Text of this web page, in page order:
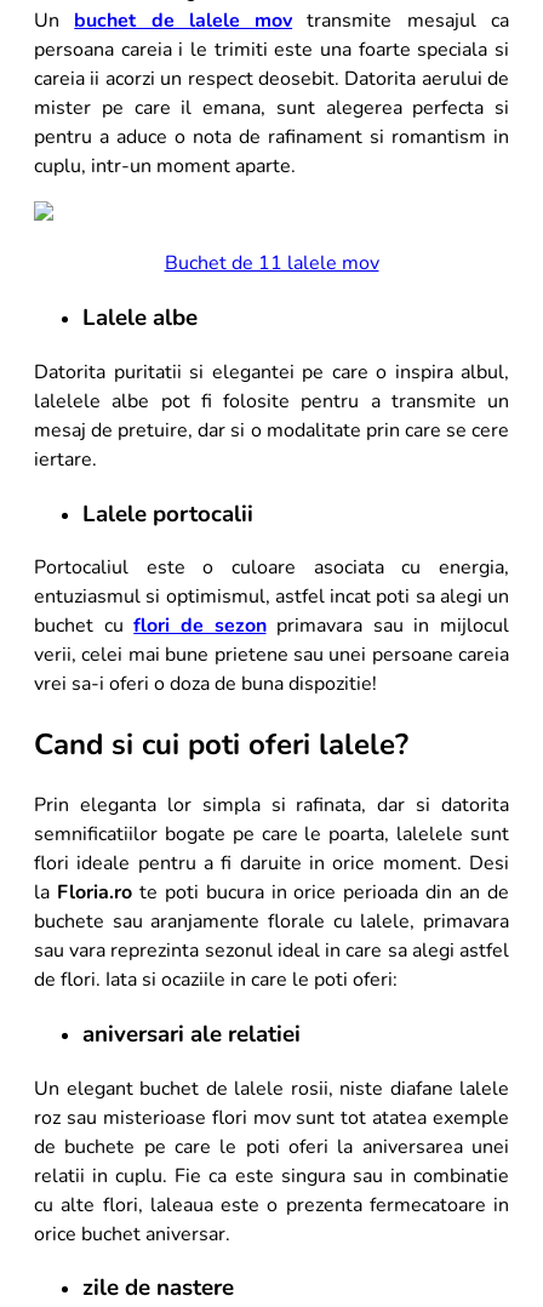
Unbuchet de lalele movtransmite mesajul ca
persoana careia i le trimiti este una foarte speciala si
careia ii acorzi un respect deosebit. Datorita aerului de
mister pe care il emana, sunt alegerea perfecta si
pentru a aduce o nota de rafinament si romantism in
cuplu, intr-un moment aparte.
Buchet de 11 lalele mov
Lalele albe
Datorita puritatii si elegantei pe care o inspira albul,
lalelele albe pot fi folosite pentru a transmite un
mesaj de pretuire, dar si o modalitate prin care se cere
iertare.
Lalele portocalii
Portocaliul este o culoare asociata cu energia,
entuziasmul si optimismul, astfel incat poti sa alegi un
buchet cuflori de sezonprimavara sau in mijlocul
verii, celei mai bune prietene sau unei persoane careia
vrei sa-i oferi o doza de buna dispozitie!
Cand si cui poti oferi lalele?
Prin eleganta lor simpla si rafinata, dar si datorita
semnificatiilor bogate pe care le poarta, lalelele sunt
flori ideale pentru a fi daruite in orice moment. Desi
la Floria.rote poti bucura in orice perioada din an de
buchete sau aranjamente florale cu lalele, primavara
sau vara reprezinta sezonul ideal in care sa alegi astfel
de flori. Iata si ocaziile in care le poti oferi:
aniversari ale relatiei
Un elegant buchet de lalele rosii, niste diafane lalele
roz sau misterioase flori mov sunt tot atatea exemple
de buchete pe care le poti oferi la aniversarea unei
relatii in cuplu. Fie ca este singura sau in combinatie
cu alte flori, laleaua este o prezenta fermecatoare in
orice buchet aniversar.
zile de nastere